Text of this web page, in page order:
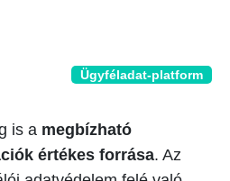
Ügyféladat-platform
is a megbízható
értékes forrása. Az